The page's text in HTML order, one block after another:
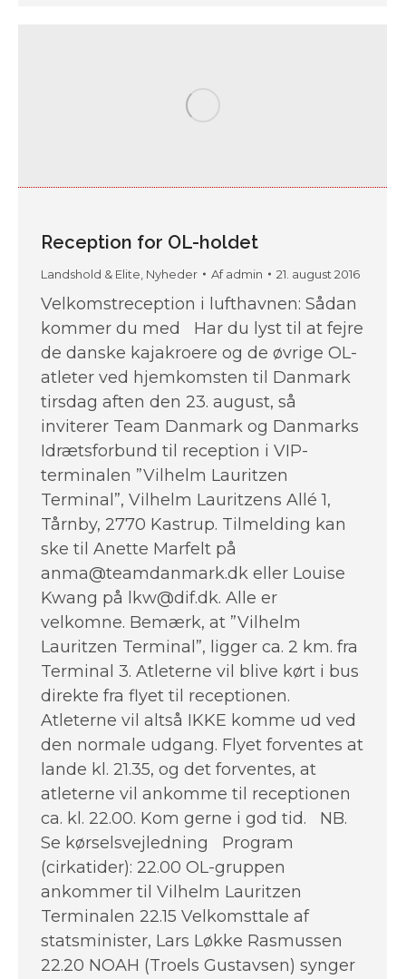
Reception for OL-holdet
Landshold & Elite, Nyheder Afadmin 21. august 2016
Velkomstreception i lufthavnen: Sådan
kommer du med Har du lyst til at fejre
de danske kajakroere og de øvrige OL-
atleter ved hjemkomsten til Danmark
tirsdag aften den 23. august, så
inviterer Team Danmark og Danmarks
Idrætsforbund til reception i VIP-
terminalen ”Vilhelm Lauritzen
Terminal”, Vilhelm Lauritzens Allé 1,
Tårnby, 2770 Kastrup. Tilmelding kan
ske til Anette Marfelt på
anma@teamdanmark.dk eller Louise
Kwang på lkw@dif.dk. Alle er
velkomne. Bemærk, at ”Vilhelm
Lauritzen Terminal”, ligger ca. 2 km. fra
Terminal 3. Atleterne vil blive kørt i bus
direkte fra flyet til receptionen.
Atleterne vil altså IKKE komme ud ved
den normale udgang. Flyet forventes at
lande kl. 21.35, og det forventes, at
atleterne vil ankomme til receptionen
ca. kl. 22.00. Kom gerne i god tid. NB.
Se kørselsvejledning Program
(cirkatider): 22.00 OL-gruppen
ankommer til Vilhelm Lauritzen
Terminalen 22.15 Velkomsttale af
statsminister, Lars Løkke Rasmussen
22.20 NOAH (Troels Gustavsen) synger